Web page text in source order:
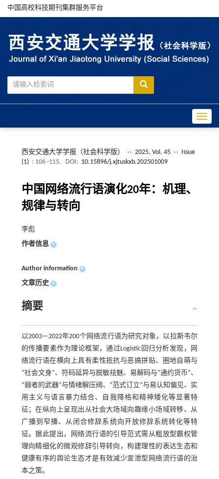
中国高校科技期刊集群服务平台
西安交通大学学报（社会科学版） ›› 2025, Vol. 45 ›› Issue
(1) : 106 -115. DOI: 10.15896/j.xjtuskxb.202501009
中国网络流行语演化20年：机理、
规律与转向
李彪
作者信息 +
Author information +
文章历史 +
摘要
以2003—2022年200个网络流行语为研究对象，以拉斯韦尔
的传播要素作为理论框架，通过Logistic回归分析发现，网
络流行语在横向上具有柔性抵抗与恶搞拼贴、圈地自萌与
“社会文身”、符码延异与脱敏祛魅、易解码与“通约货币”、
“弱者的武器”与情绪解压阀、“范式订立”与易认知偏见、实
用主义与语言暴力结合、自我降格和精神矮化等显著特
征；在纵向上呈现出从社会大场域向趣缘小场域转移、从
广播到窄播、从闭合修辞系统向开放修辞系统转化等特
征。据此提出，网络流行语的引导范式需从粗放型霸权管
理向精细化的微观修辞引导转向，构建理性的表达生态和
健康有序的舆论生态才是有效减少宣泄型网络流行语的治
本之策。